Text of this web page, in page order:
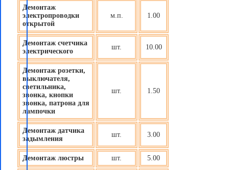
Демонтаж
электропроводки
открытой
м.п. 1.00
Демонтаж счетчика
электрического
шт. 10.00
Демонтаж розетки,
выключателя,
светильника,
звонка, кнопки
звонка, патрона для
лампочки
шт. 1.50
Демонтаж датчика
задымления
шт. 3.00
Демонтаж люстры шт. 5.00